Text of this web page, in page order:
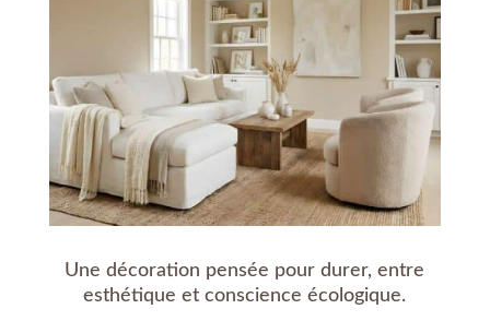
Une décoration pensée pour durer, entre
esthétique et conscience écologique.